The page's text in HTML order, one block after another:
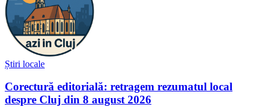
Știri locale
Corectură editorială: retragem rezumatul local
despre Cluj din 8 august 2026